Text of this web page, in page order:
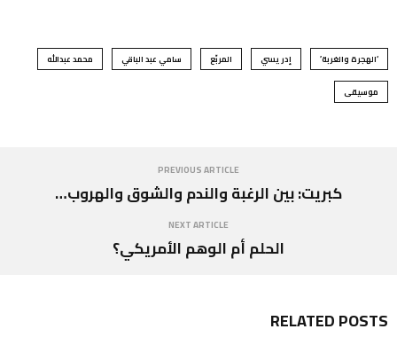
‘الهجرة والغربة’ إدريسي المربّع سامي عبد الباقي محمد عبدالله
موسيقى
PREVIOUS ARTICLE
كبريت: بين الرغبة والندم والشوق والهروب…
NEXT ARTICLE
الحلم أم الوهم الأمريكي؟
RELATED POSTS